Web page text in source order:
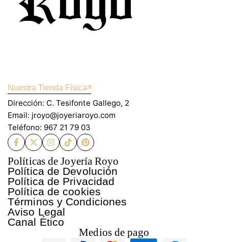
Nuestra Tienda Física
Dirección: C. Tesifonte Gallego, 2
Email: jroyo@joyeriaroyo.com
Teléfono: 967 21 79 03
Políticas de Joyería Royo
Política de Devolución
Política de Privacidad
Política de cookies
Términos y Condiciones
Aviso Legal
Canal Ético
Medios de pago